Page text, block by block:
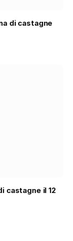
di castagne
castagne il 12